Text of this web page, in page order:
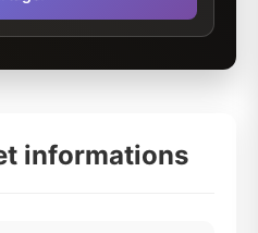
informations